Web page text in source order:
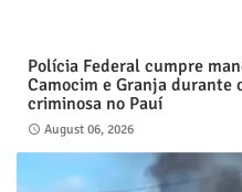
Polícia Federal cumpre
Camocim e Granja durante
criminosa no Pauí
August 06, 2026